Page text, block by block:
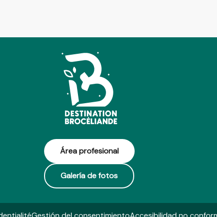
Área profesional
Galería de fotos